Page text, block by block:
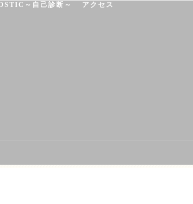
～自己診断～ アクセス